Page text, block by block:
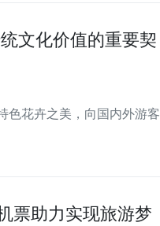
文化价值的重要契
色花卉之美，向国内外游客
票助力实现旅游梦